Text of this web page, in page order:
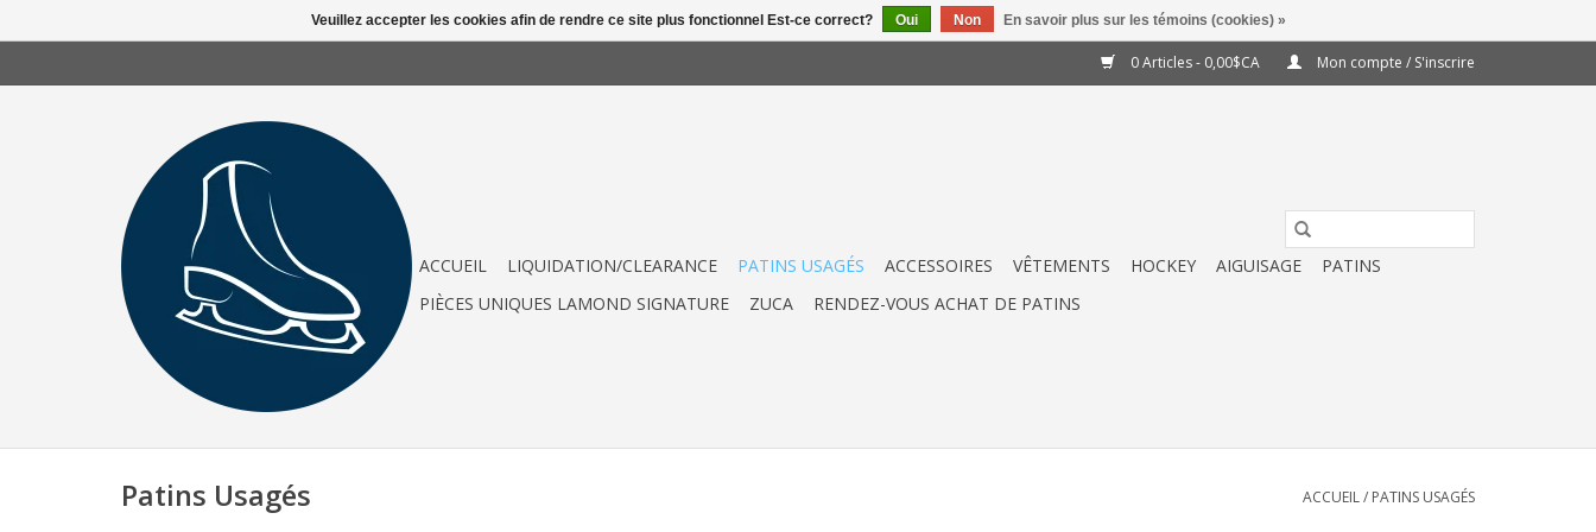
0 Articles - 0,00$CA Mon compte / S'inscrire
ACCUEIL LIQUIDATION/CLEARANCE PATINS USAGÉS ACCESSOIRES VÊTEMENTS HOCKEY AIGUISAGE
PATINS
PIÈCES UNIQUES LAMOND SIGNATURE
ZUCA RENDEZ-VOUS ACHAT DE PATINS
Patins Usagés ACCUEIL/ PATINS USAGÉS
Veuillez accepter les cookies afin de rendre ce site plus fonctionnel Est-ce correct? Oui Non En savoir plus sur les témoins (cookies) »